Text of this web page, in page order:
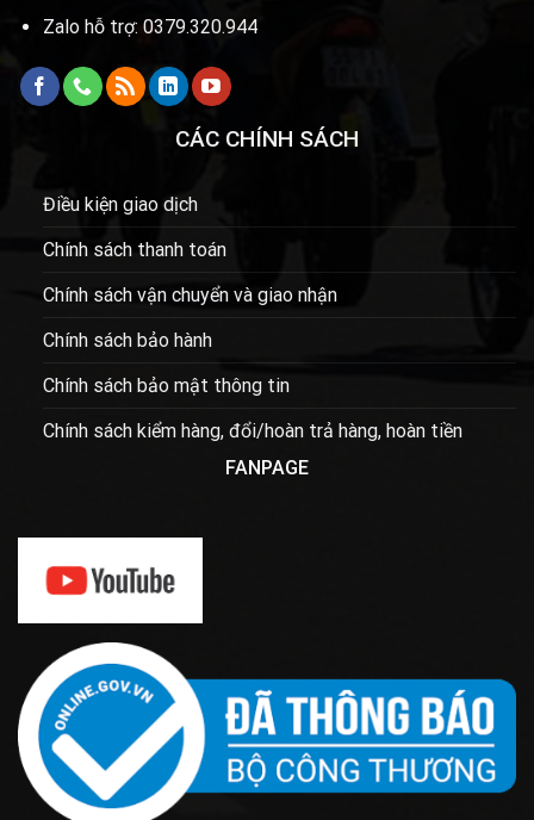
Zalo hỗ trợ: 0379.320.944
CÁC CHÍNH SÁCH
Điều kiện giao dịch
Chính sách thanh toán
Chính sách vận chuyển và giao nhận
Chính sách bảo hành
Chính sách bảo mật thông tin
Chính sách kiểm hàng, đổi/hoàn trả hàng, hoàn tiền
FANPAGE